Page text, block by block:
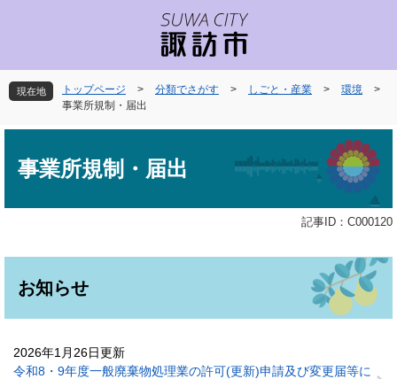
先
頭
を
飛
現在地 トップページ > 分類でさがす > しごと・産業 > 環境
>
事業所規制・届出
事業所規制・届出
記事ID：C000120
お知らせ
2026年1月26日更新
令和8・9年度一般廃棄物処理業の許可(更新)申請及び変更届等に